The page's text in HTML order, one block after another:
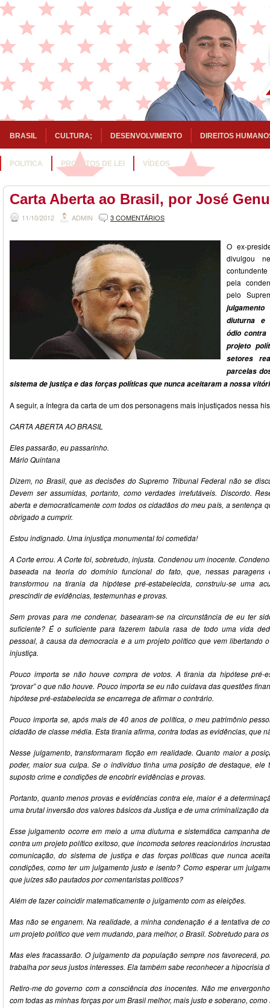
BRASIL CULTURA; DESENVOLVIMENTO DIREITOS
POLITICA PROJETOS DE LEI VÍDEOS
Carta Aberta ao Brasil, por José
11/10/2012 ADMIN 3 COMENTÁRIOS
O ex-
divulgou
pela
pelo
diuturna e
ódio
projeto
setores
parcelas
sistema de justiça e das forças políticas que nunca aceitaram a nossa
A seguir, a íntegra da carta de um dos personagens mais injustiçados nessa
CARTA ABERTA AO BRASIL
Eles passarão, eu passarinho.
Mário Quintana
Dizem, no Brasil, que as decisões do Supremo Tribunal Federal não se
Devem ser assumidas, portanto, como verdades irrefutáveis. Discordo.
aberta e democraticamente com todos os cidadãos do meu país, a sentença
obrigado a cumprir.
Estou indignado. Uma injustiça monumental foi cometida!
A Corte errou. A Corte foi, sobretudo, injusta. Condenou um inocente.
baseada na teoria do domínio funcional do fato, que, nessas paragens
transformou na tirania da hipótese pré-estabelecida, construiu-se uma
prescindir de evidências, testemunhas e provas.
Sem provas para me condenar, basearam-se na circunstância de eu ter
suficiente? É o suficiente para fazerem tabula rasa de todo uma vida
pessoal, à causa da democracia e a um projeto político que vem libertando
injustiça.
Pouco importa se não houve compra de votos. A tirania da hipótese pré-
“provar” o que não houve. Pouco importa se eu não cuidava das questões
hipótese pré-estabelecida se encarrega de afirmar o contrário.
Pouco importa se, após mais de 40 anos de política, o meu patrimônio
cidadão de classe média. Esta tirania afirma, contra todas as evidências, que
Nesse julgamento, transformaram ficção em realidade. Quanto maior a
poder, maior sua culpa. Se o indivíduo tinha uma posição de destaque, ele
suposto crime e condições de encobrir evidências e provas.
Portanto, quanto menos provas e evidências contra ele, maior é a
uma brutal inversão dos valores básicos da Justiça e de uma criminalização
Esse julgamento ocorre em meio a uma diuturna e sistemática campanha
contra um projeto político exitoso, que incomoda setores reacionários
comunicação, do sistema de justiça e das forças políticas que nunca
condições, como ter um julgamento justo e isento? Como esperar um
que juízes são pautados por comentaristas políticos?
Além de fazer coincidir matematicamente o julgamento com as eleições.
Mas não se enganem. Na realidade, a minha condenação é a tentativa de
um projeto político que vem mudando, para melhor, o Brasil. Sobretudo para
Mas eles fracassarão. O julgamento da população sempre nos favorecerá,
trabalha por seus justos interesses. Ela também sabe reconhecer a hipocrisia
Retiro-me do governo com a consciência dos inocentes. Não me
com todas as minhas forças por um Brasil melhor, mais justo e soberano, como